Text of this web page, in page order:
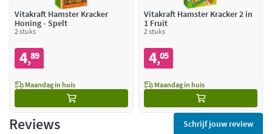
Vitakraft Hamster Kracker
Honing - Spelt
2 stuks
4,89
Maandag in huis
Vitakraft Hamster Kracker 2 in
1 Fruit
2 stuks
4,05
Maandag in huis
Reviews Schrijf jouw review